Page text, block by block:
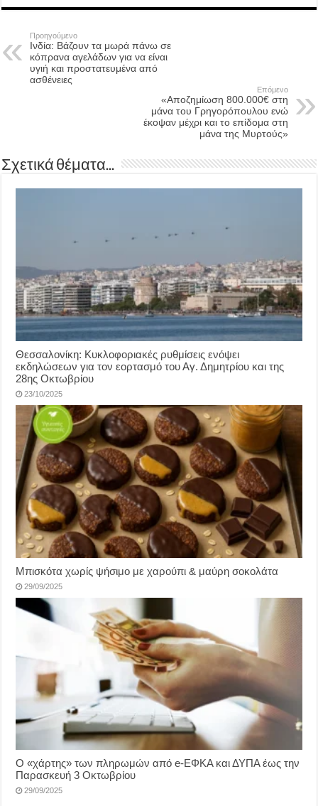
Προηγούμενο
Ινδία: Βάζουν τα μωρά πάνω σε
κόπρανα αγελάδων για να είναι
υγιή και προστατευμένα από
ασθένειες
Επόμενο
«Αποζημίωση 800.000€ στη
μάνα του Γρηγορόπουλου ενώ
έκοψαν μέχρι και το επίδομα στη
μάνα της Μυρτούς»
Σχετικά θέματα...
Θεσσαλονίκη: Κυκλοφοριακές ρυθμίσεις ενόψει
εκδηλώσεων για τον εορτασμό του Αγ. Δημητρίου και της
28ης Οκτωβρίου
23/10/2025
Μπισκότα χωρίς ψήσιμο με χαρούπι & μαύρη σοκολάτα
29/09/2025
Ο «χάρτης» των πληρωμών από e-ΕΦΚΑ και ΔΥΠΑ έως την
Παρασκευή 3 Οκτωβρίου
29/09/2025